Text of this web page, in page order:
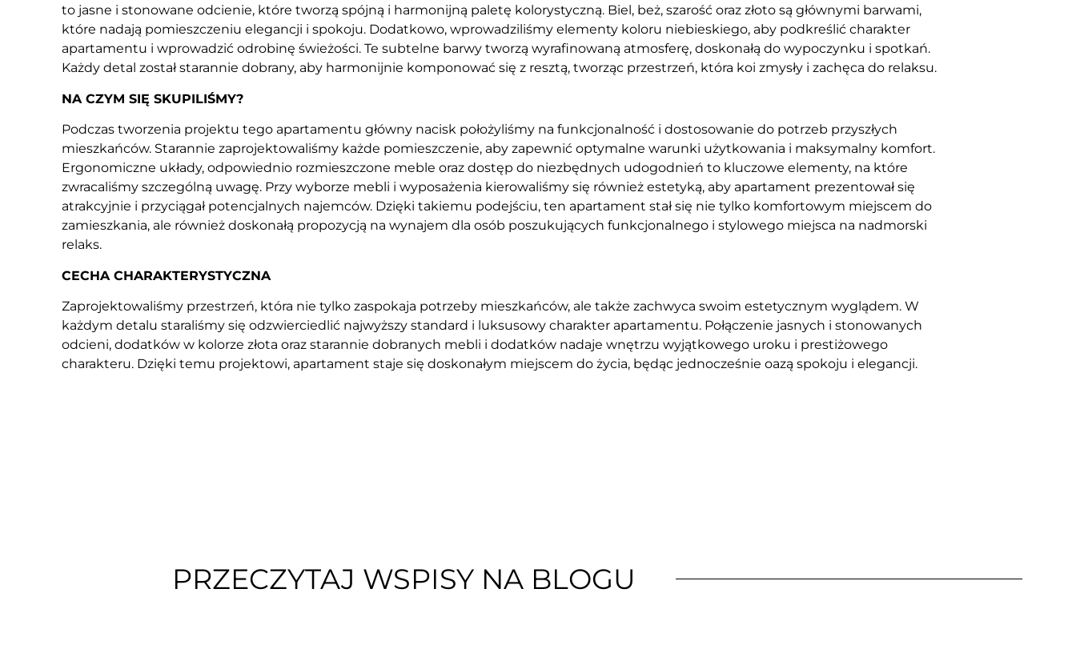
to jasne i stonowane odcienie, które tworzą spójną i harmonijną paletę kolorystyczną. Biel, beż, szarość oraz złoto są głównymi barwami,
które nadają pomieszczeniu elegancji i spokoju. Dodatkowo, wprowadziliśmy elementy koloru niebieskiego, aby podkreślić charakter
apartamentu i wprowadzić odrobinę świeżości. Te subtelne barwy tworzą wyrafinowaną atmosferę, doskonałą do wypoczynku i spotkań.
Każdy detal został starannie dobrany, aby harmonijnie komponować się z resztą, tworząc przestrzeń, która koi zmysły i zachęca do relaksu.
NA CZYM SIĘ SKUPILIŚMY?
Podczas tworzenia projektu tego apartamentu główny nacisk położyliśmy na funkcjonalność i dostosowanie do potrzeb przyszłych
mieszkańców. Starannie zaprojektowaliśmy każde pomieszczenie, aby zapewnić optymalne warunki użytkowania i maksymalny komfort.
Ergonomiczne układy, odpowiednio rozmieszczone meble oraz dostęp do niezbędnych udogodnień to kluczowe elementy, na które
zwracaliśmy szczególną uwagę. Przy wyborze mebli i wyposażenia kierowaliśmy się również estetyką, aby apartament prezentował się
atrakcyjnie i przyciągał potencjalnych najemców. Dzięki takiemu podejściu, ten apartament stał się nie tylko komfortowym miejscem do
zamieszkania, ale również doskonałą propozycją na wynajem dla osób poszukujących funkcjonalnego i stylowego miejsca na nadmorski
relaks.
CECHA CHARAKTERYSTYCZNA
Zaprojektowaliśmy przestrzeń, która nie tylko zaspokaja potrzeby mieszkańców, ale także zachwyca swoim estetycznym wyglądem. W
każdym detalu staraliśmy się odzwierciedlić najwyższy standard i luksusowy charakter apartamentu. Połączenie jasnych i stonowanych
odcieni, dodatków w kolorze złota oraz starannie dobranych mebli i dodatków nadaje wnętrzu wyjątkowego uroku i prestiżowego
charakteru. Dzięki temu projektowi, apartament staje się doskonałym miejscem do życia, będąc jednocześnie oazą spokoju i elegancji.
PRZECZYTAJ WSPISY NA BLOGU